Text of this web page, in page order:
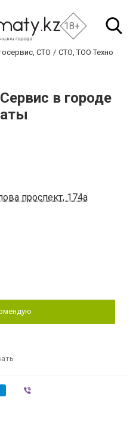
18+
СТО
СТО, ТОО Техно
в городе
проспект, 174а